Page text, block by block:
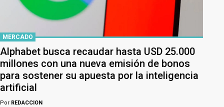
MERCADO
Alphabet busca recaudar hasta USD 25.000
millones con una nueva emisión de bonos
para sostener su apuesta por la inteligencia
artificial
Por REDACCION